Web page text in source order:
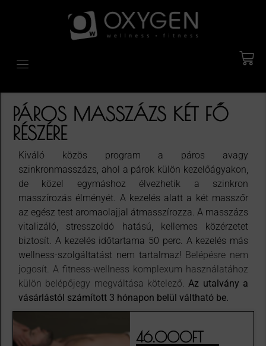
PÁROS MASSZÁZS KÉT FŐ
RÉSZÉRE
Kiváló közös program a páros avagy
szinkronmasszázs, ahol a párok külön kezelőágyakon,
de közel egymáshoz élvezhetik a szinkron
masszírozás élményét. A kezelés alatt a két masszőr
az egész test aromaolajjal átmasszírozza. A masszázs
vitalizáló, stresszoldó hatású, kellemes közérzetet
biztosít. A kezelés időtartama 50 perc. A kezelés más
wellness-szolgáltatást nem tartalmaz! Belépésre nem
jogosít. A fitness-wellness komplexum használatához
külön belépőjegy megváltása kötelező.
Az utalvány a
vásárlástól számított 3 hónapon belül váltható be.
46.000FT